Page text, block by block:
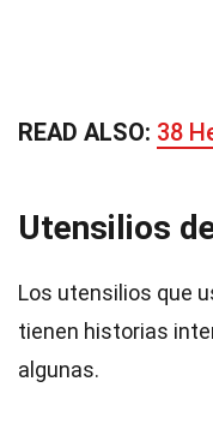
READ ALSO: 38
Utensilios
Los utensilios que
tienen historias
algunas.